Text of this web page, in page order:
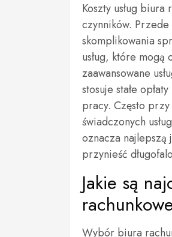
Koszty usług
czynników. Przede
skomplikowania
usług, które
zaawansowane
stosuje stałe
pracy. Często
świadczonych
oznacza najlepszą
przynieść
Jakie są
Wybór biura